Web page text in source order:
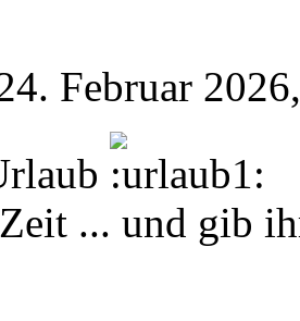
Februar
... und gib